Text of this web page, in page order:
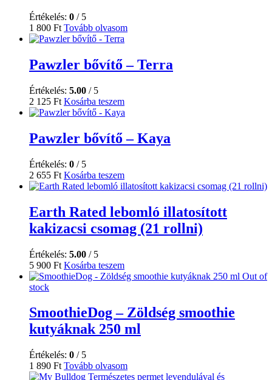
Értékelés: 0 / 5
1 800 Ft Tovább olvasom
Pawzler bővítő – Terra
Értékelés: 5.00 / 5
2 125 Ft Kosárba teszem
Pawzler bővítő – Kaya
Értékelés: 0 / 5
2 655 Ft Kosárba teszem
Earth Rated lebomló illatosított
kakizacsi csomag (21 rollni)
Értékelés: 5.00 / 5
5 900 Ft Kosárba teszem
Out of
stock
SmoothieDog – Zöldség smoothie
kutyáknak 250 ml
Értékelés: 0 / 5
1 890 Ft Tovább olvasom